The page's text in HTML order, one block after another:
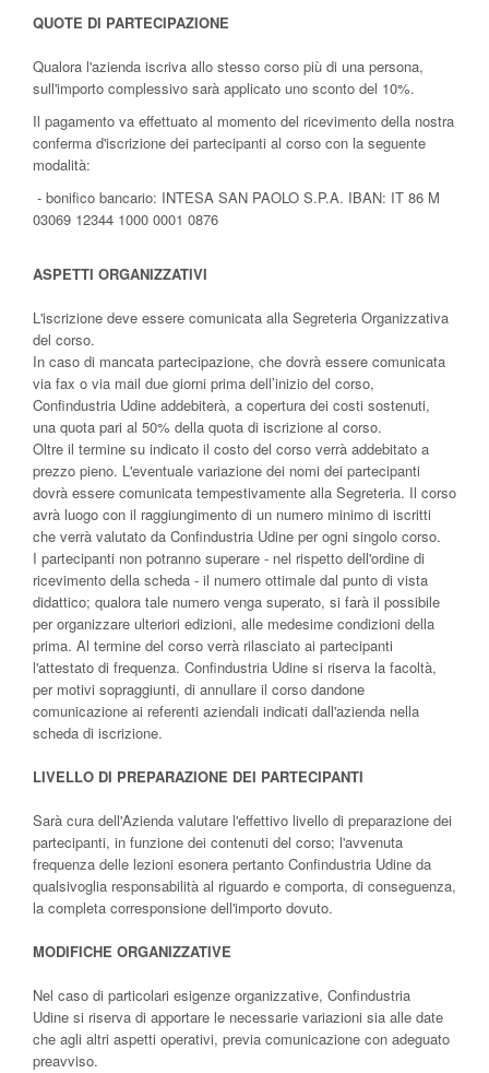
QUOTE DI PARTECIPAZIONE
Qualora l'azienda iscriva allo stesso corso più di una persona,
sull'importo complessivo sarà applicato uno sconto del 10%.
Il pagamento va effettuato al momento del ricevimento della nostra
conferma d'iscrizione dei partecipanti al corso con la seguente
modalità:
- bonifico bancario: INTESA SAN PAOLO S.P.A. IBAN: IT 86 M
03069 12344 1000 0001 0876
ASPETTI ORGANIZZATIVI
L'iscrizione deve essere comunicata alla Segreteria Organizzativa
del corso.
In caso di mancata partecipazione, che dovrà essere comunicata
via fax o via mail due giorni prima dell’inizio del corso,
Confindustria Udine addebiterà, a copertura dei costi sostenuti,
una quota pari al 50% della quota di iscrizione al corso.
Oltre il termine su indicato il costo del corso verrà addebitato a
prezzo pieno. L'eventuale variazione dei nomi dei partecipanti
dovrà essere comunicata tempestivamente alla Segreteria. Il corso
avrà luogo con il raggiungimento di un numero minimo di iscritti
che verrà valutato da Confindustria Udine per ogni singolo corso.
I partecipanti non potranno superare - nel rispetto dell'ordine di
ricevimento della scheda - il numero ottimale dal punto di vista
didattico; qualora tale numero venga superato, si farà il possibile
per organizzare ulteriori edizioni, alle medesime condizioni della
prima. Al termine del corso verrà rilasciato ai partecipanti
l'attestato di frequenza. Confindustria Udine si riserva la facoltà,
per motivi sopraggiunti, di annullare il corso dandone
comunicazione ai referenti aziendali indicati dall'azienda nella
scheda di iscrizione.
LIVELLO DI PREPARAZIONE DEI PARTECIPANTI
Sarà cura dell'Azienda valutare l'effettivo livello di preparazione dei
partecipanti, in funzione dei contenuti del corso; l'avvenuta
frequenza delle lezioni esonera pertanto Confindustria Udine da
qualsivoglia responsabilità al riguardo e comporta, di conseguenza,
la completa corresponsione dell'importo dovuto.
MODIFICHE ORGANIZZATIVE
Nel caso di particolari esigenze organizzative, Confindustria
Udine si riserva di apportare le necessarie variazioni sia alle date
che agli altri aspetti operativi, previa comunicazione con adeguato
preavviso.